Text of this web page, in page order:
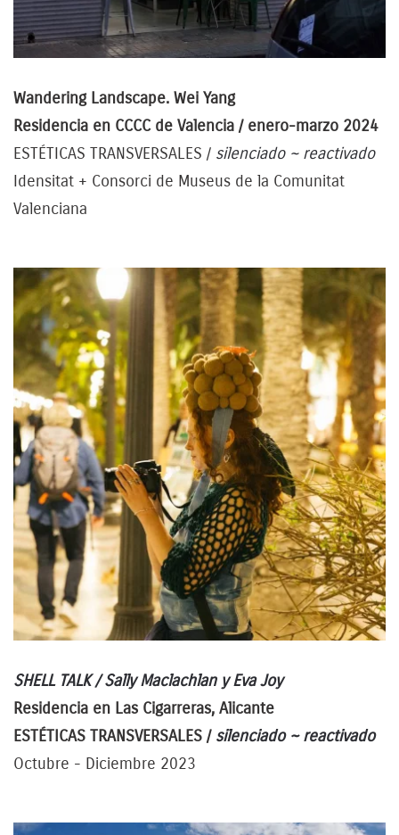
Wandering Landscape. Wei Yang
Residencia en CCCC de Valencia / enero-marzo 2024
ESTÉTICAS TRANSVERSALES / silenciado ~ reactivado
Idensitat + Consorci de Museus de la Comunitat
Valenciana
SHELL TALK /Sally Maclachlan y Eva Joy
Residencia en Las Cigarreras, Alicante
ESTÉTICAS TRANSVERSALES / silenciado ~ reactivado
Octubre - Diciembre 2023